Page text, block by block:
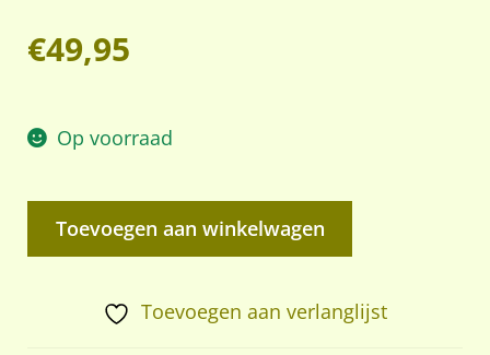
€49,95
Op voorraad
Sovjet
Instructieposters
Toevoegen aan winkelwagen
Toevoegen aan verlanglijst